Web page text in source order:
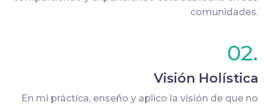
comunidades.
02.
Visión Holística
En mi práctica, enseño y aplico la visión de que no